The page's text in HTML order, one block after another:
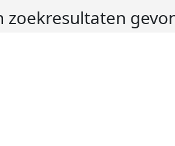
zoekresultaten